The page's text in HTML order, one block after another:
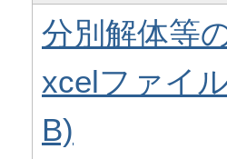
分別解体等
xcelファイ
B)